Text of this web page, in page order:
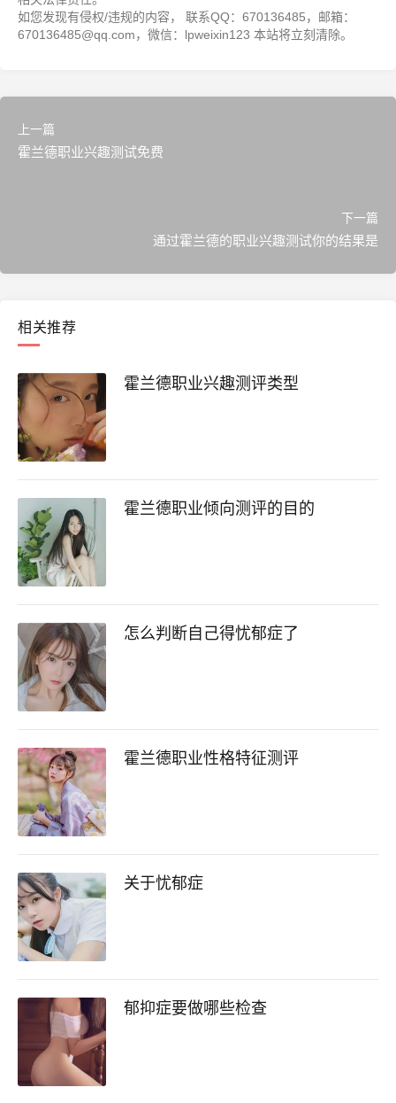
如您发现有侵权/违规的内容， 联系QQ：670136485，邮箱：
670136485@qq.com，微信：lpweixin123 本站将立刻清除。
上一篇
霍兰德职业兴趣测试免费
下一篇
通过霍兰德的职业兴趣测试你的结果是
相关推荐
霍兰德职业兴趣测评类型
霍兰德职业倾向测评的目的
怎么判断自己得忧郁症了
霍兰德职业性格特征测评
关于忧郁症
郁抑症要做哪些检查